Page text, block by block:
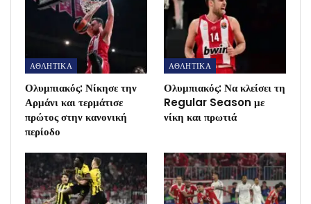
ΑΘΛΗΤΙΚΑ
Ολυμπιακός: Νίκησε την
Αρμάνι και τερμάτισε
πρώτος στην κανονική
περίοδο
ΑΘΛΗΤΙΚΑ
Ολυμπιακός: Να κλείσει τη
Regular Season με
νίκη και πρωτιά